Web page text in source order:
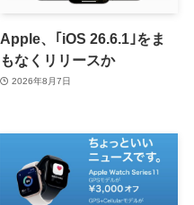
Apple、｢iOS 26.6.1｣をま
もなくリリースか
2026年8月7日